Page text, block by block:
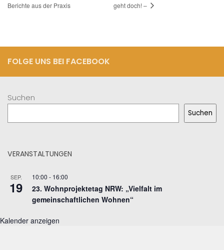
Berichte aus der Praxis
geht doch! –
FOLGE UNS BEI FACEBOOK
Suchen
Suchen
VERANSTALTUNGEN
SEP.
19
10:00 - 16:00
23. Wohnprojektetag NRW: „Vielfalt im
gemeinschaftlichen Wohnen“
Kalender anzeigen